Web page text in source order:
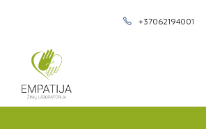
+37062194001